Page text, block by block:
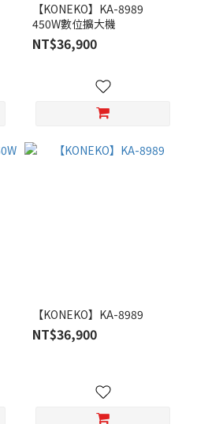
【KONEKO】KA-8989
450W數位擴大機
NT$36,900
【KONEKO】KA-8989
NT$36,900